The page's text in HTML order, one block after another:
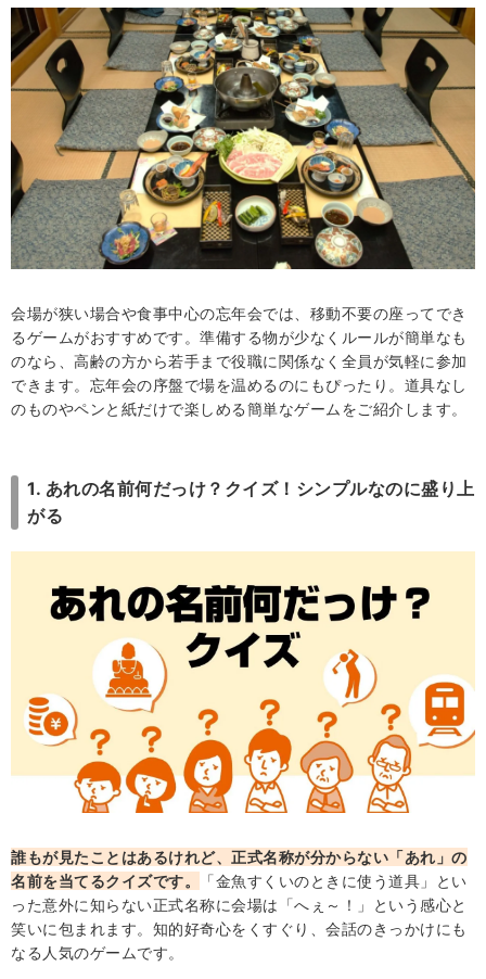
・1. ジェスチャーゲーム！伝わる喜びがたまらない定番
ゲーム
・2. お絵描き伝言ゲーム！珍回答続出で盛り上がる
・3. 格付けバトル！五感を研ぎ澄ませて一流を目指せ
・4. ペーパータワーチャレンジ！息をあわせて高さを競
え
・5. バースデーチェーン！チームの結束力が試される
・6. 部署対抗クイズ大会！会社の知識王はどのチームだ
ップ
忘年会で盛り上がる個人戦ゲーム3選！
・1. じゃんけんトーナメント！運も実力のうち！頂点を
目指せ
ビンゴ以外で景品を渡して盛り上がるゲーム3選
・3. 社員アンケート結果当てクイズ！みんなの本音を予
忘年会のゲームを成功させる！幹事が知っておきたい盛り
上げのコツ
・参加者全員で楽しめるゲームを選ぶ！年齢や関係性を
考慮
・喜ばれる景品や賞品を用意！パネルや水引付きのもの
を使い特別感を出す
・ボディタッチのあるゲームは避ける
忘年会のゲームにおすすめの景品をご紹介！パネル付きで
盛り上がる！
会場が狭い場合や食事中心の忘年会では、移動不要の座ってでき
るゲームがおすすめです。準備する物が少なくルールが簡単なも
のなら、高齢の方から若手まで役職に関係なく全員が気軽に参加
できます。忘年会の序盤で場を温めるのにもぴったり。道具なし
のものやペンと紙だけで楽しめる簡単なゲームをご紹介します。
1. あれの名前何だっけ？クイズ！シンプルなのに盛り上
がる
誰もが見たことはあるけれど、正式名称が分からない「あれ」の
名前を当てるクイズです。
「金魚すくいのときに使う道具」とい
った意外に知らない正式名称に会場は「へぇ～！」という感心と
笑いに包まれます。知的好奇心をくすぐり、会話のきっかけにも
なる人気のゲームです。